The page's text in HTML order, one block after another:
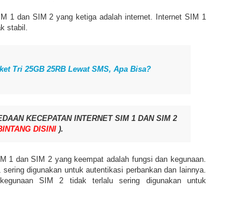
1 dan SIM 2 yang ketiga adalah internet. Internet SIM 1
stabil.
Tri 25GB 25RB Lewat SMS, Apa Bisa?
KECEPATAN INTERNET SIM 1 DAN SIM 2
DISINI ).
1 dan SIM 2 yang keempat adalah fungsi dan kegunaan.
digunakan untuk autentikasi perbankan dan lainnya.
SIM 2 tidak terlalu sering digunakan untuk